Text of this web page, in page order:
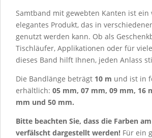
Samtband mit gewebten Kanten ist ein
elegantes Produkt, das in
genutzt werden kann. Ob als
Tischläufer, Applikationen oder für
dieses Band hilft Ihnen, jeden Anlass
Die Bandlänge beträgt 10 m und ist in
erhältlich: 05 mm, 07 mm, 09 mm, 16
mm und 50 mm.
Bitte beachten Sie, dass die Farben
verfälscht dargestellt werden! Für ein